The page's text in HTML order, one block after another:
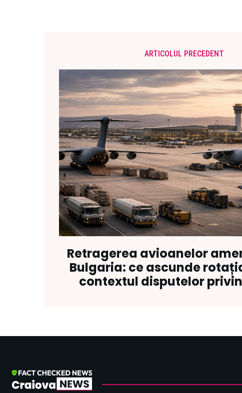
ARTICOLUL PRECEDENT
Retragerea avioanelor
Bulgaria: ce ascunde
contextul disputelor